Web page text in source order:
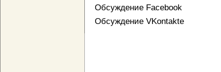
Обсуждение Facebook
Обсуждение VKontakte